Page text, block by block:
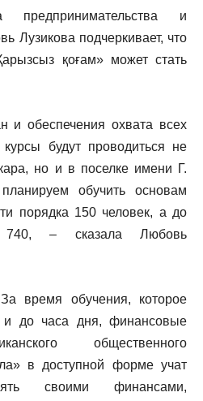
предпринимательства и
Лузикова подчеркивает, что
қоғам» может стать
и обеспечения охвата всех
будут проводиться не
но и в поселке имени Г.
обучить основам
порядка 150 человек, а до
– сказала Любовь
время обучения, которое
и до часа дня, финансовые
общественного
в доступной форме учат
своими финансами,